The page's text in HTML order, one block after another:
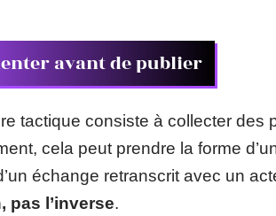
avant de publier
tactique consiste à collecter des
cela peut prendre la forme
échange retranscrit avec un
pas l’inverse.